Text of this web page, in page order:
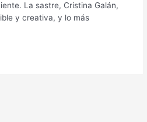
La sastre, Cristina Galán,
y creativa, y lo más